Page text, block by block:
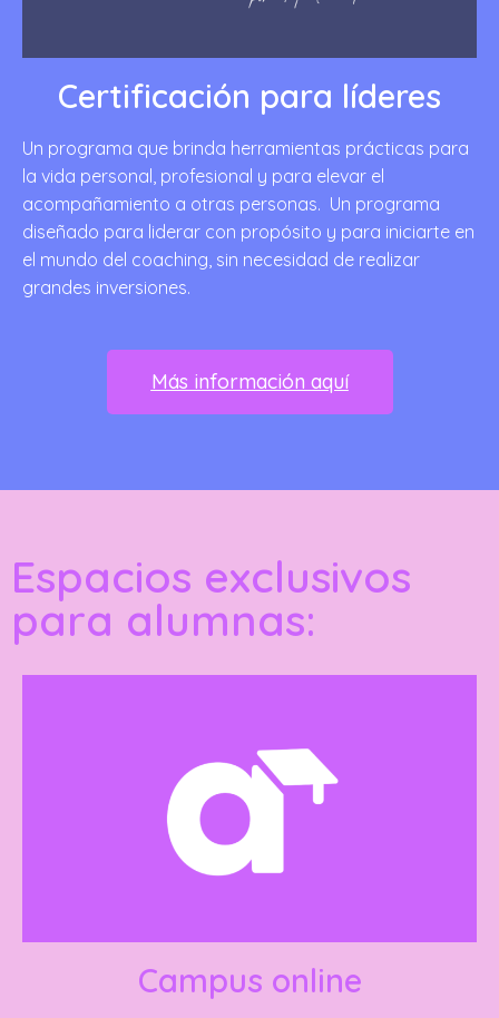
Certificación para líderes
Un programa que brinda herramientas prácticas para
la vida personal, profesional y para elevar el
acompañamiento a otras personas. Un programa
diseñado para liderar con propósito y para iniciarte en
el mundo del coaching, sin necesidad de realizar
grandes inversiones.
Más información aquí
Espacios exclusivos
para alumnas:
Campus online